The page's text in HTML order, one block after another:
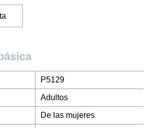
P5129
Adultos
De las mujeres